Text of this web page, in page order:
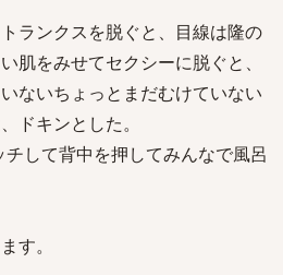
ランクスを脱ぐと、目線は隆の
肌をみせてセクシーに脱ぐと、
ないちょっとまだむけていない
ドキンとした。
して背中を押してみんなで風呂
す。